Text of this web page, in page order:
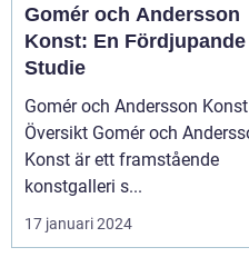
Gomér och Andersson
Konst: En Fördjupande
Studie
Gomér och Andersson
Översikt Gomér och Andersson
Konst är ett framstående
konstgalleri s...
17 januari 2024